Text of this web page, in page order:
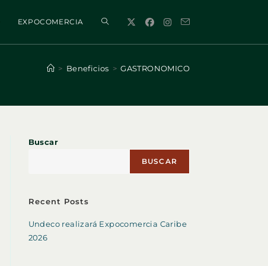
EXPOCOMERCIA ALTERNAR
BÚSQUEDA
> Beneficios > GASTRONOMICO
Buscar
BUSCAR
Recent Posts
Undeco realizará Expocomercia Caribe
2026